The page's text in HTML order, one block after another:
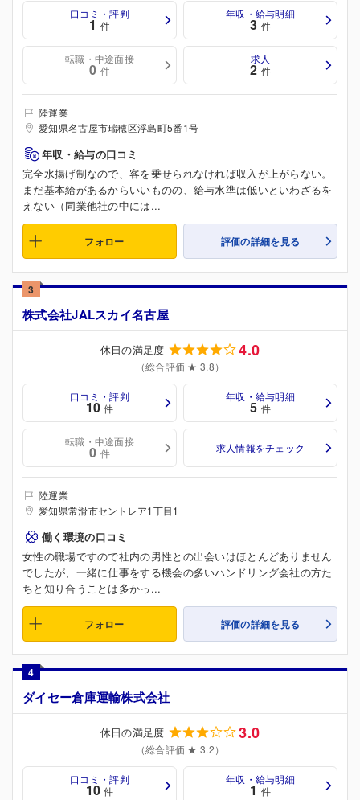
口コミ・評判
1 件
年収・給与明細
3 件
転職・中途面接
0 件
求人
2 件
陸運業
愛知県名古屋市瑞穂区浮島町5番1号
年収・給与の口コミ
完全水揚げ制なので、客を乗せられなければ収入が上がらない。
まだ基本給があるからいいものの、給与水準は低いといわざるを
えない（同業他社の中には...
フォロー 評価の詳細を見る
3
株式会社JALスカイ名古屋
休日の満足度 4.0
（総合評価 ★ 3.8）
口コミ・評判
10 件
年収・給与明細
5 件
転職・中途面接
0 件 求人情報をチェック
陸運業
愛知県常滑市セントレア1丁目1
働く環境の口コミ
女性の職場ですので社内の男性との出会いはほとんどありません
でしたが、一緒に仕事をする機会の多いハンドリング会社の方た
ちと知り合うことは多かっ...
フォロー 評価の詳細を見る
4
ダイセー倉庫運輸株式会社
休日の満足度 3.0
（総合評価 ★ 3.2）
口コミ・評判
10 件
年収・給与明細
1 件